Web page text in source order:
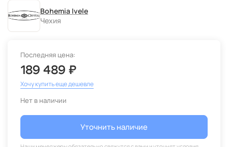
Bohemia Ivele
Чехия
Последняя цена:
189 489 ₽
Хочу купить еще дешевле
Нет в наличии
Уточнить наличие